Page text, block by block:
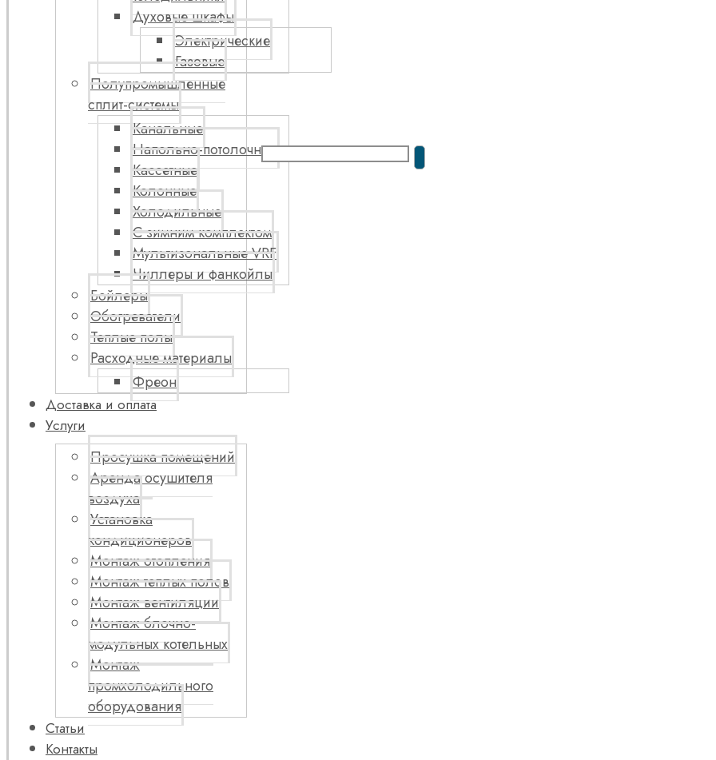
Духовые шкафы
Электрические
Газовые
Полупромышленные
сплит-системы
Канальные
Напольно-потолочные
Кассетные
Колонные
Холодильные
С зимним комплектом
Мультизональные VRF
Чиллеры и фанкойлы
Бойлеры
Обогреватели
Теплые полы
Расходные материалы
Фреон
Доставка и оплата
Услуги
Просушка помещений
Аренда осушителя
воздуха
Установка
кондиционеров
Монтаж отопления
Монтаж теплых полов
Монтаж вентиляции
Монтаж блочно-
модульных котельных
Монтаж
промхолодильного
оборудования
Статьи
Контакты